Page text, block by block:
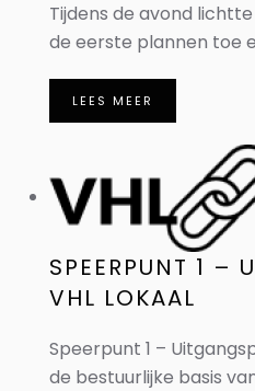
Tijdens de avond
de eerste plannen toe
LEES MEER
SPEERPUNT 1 –
VHL LOKAAL
Speerpunt 1 –
de bestuurlijke basis